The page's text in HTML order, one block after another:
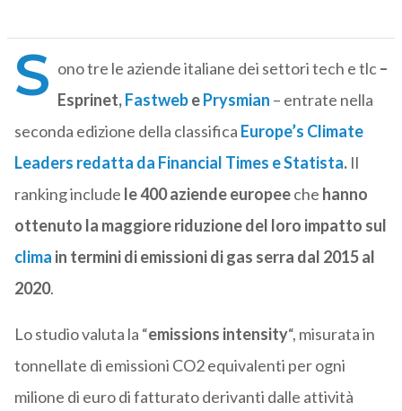
S ono tre le aziende italiane dei settori tech e tlc–
Esprinet,FastwebePrysmian – entrate nella
seconda edizione della classifica Europe’s Climate
Leaders redatta da Financial Times e Statista.Il
ranking include le 400 aziende europeeche hanno
ottenuto la maggiore riduzione del loro impatto sul
clima in termini di emissioni di gas serra dal 2015 al
2020.
Lo studio valuta la “emissions intensity“, misurata in
tonnellate di emissioni CO2 equivalenti per ogni
milione di euro di fatturato derivanti dalle attività